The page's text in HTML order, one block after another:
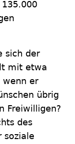
sich der
mit etwa
wenn er
übrig
Freiwilligen?
des
soziale